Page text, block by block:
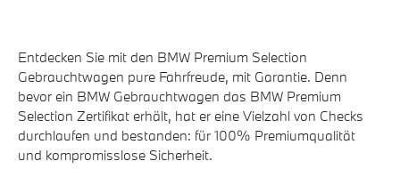
Entdecken Sie mit den BMW Premium Selection
Gebrauchtwagen pure Fahrfreude, mit Garantie. Denn
bevor ein BMW Gebrauchtwagen das BMW Premium
Selection Zertifikat erhält, hat er eine Vielzahl von Checks
durchlaufen und bestanden: für 100% Premiumqualität
und kompromisslose Sicherheit.